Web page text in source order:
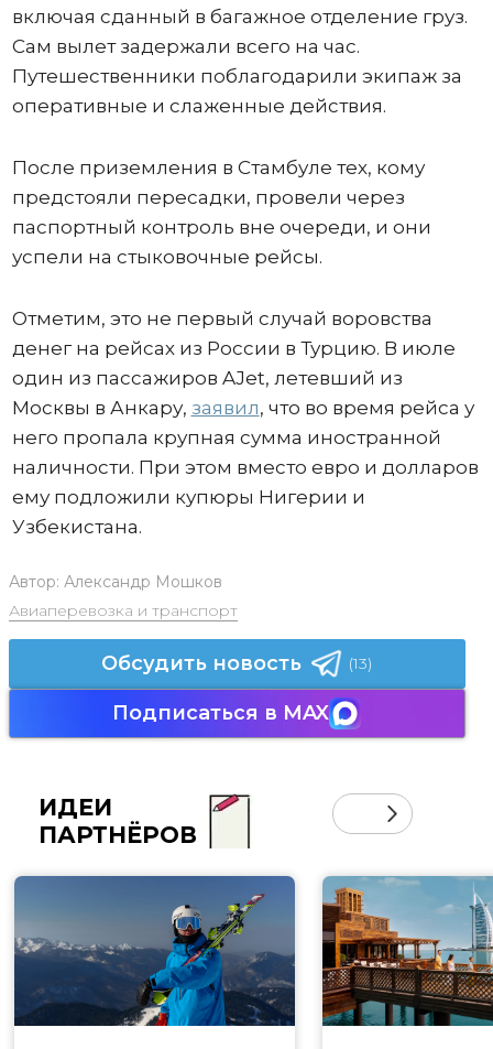
включая сданный в багажное отделение груз.
Сам вылет задержали всего на час.
Путешественники поблагодарили экипаж за
оперативные и слаженные действия.
После приземления в Стамбуле тех, кому
предстояли пересадки, провели через
паспортный контроль вне очереди, и они
успели на стыковочные рейсы.
Отметим, это не первый случай воровства
денег на рейсах из России в Турцию. В июле
один из пассажиров AJet, летевший из
Москвы в Анкару, заявил, что во время рейса у
него пропала крупная сумма иностранной
наличности. При этом вместо евро и долларов
ему подложили купюры Нигерии и
Узбекистана.
Автор: Александр Мошков
Авиаперевозка и транспорт
Обсудить новость (13)
Подписаться в MAX
ИДЕИ
ПАРТНЁРОВ